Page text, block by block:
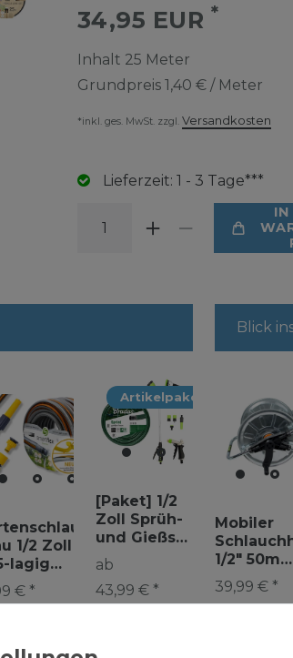
34,95 EUR *
Inhalt 25 Meter
Grundpreis 1,40 € / Meter
*inkl. ges. MwSt. zzgl. Versandkosten
Lieferzeit: 1 - 3 Tage***
IN
1/2 Zoll 20
lagig
mit
€ *
Artikelpaket
[Paket] 1/2
Zoll Sprüh-
und Gießset
mit Spritze,
Brause und
Schlauch 15-
ab
43,99 € *
Blick
Mobiler
1/2" 50m
ZINCANTO
39,99 € *